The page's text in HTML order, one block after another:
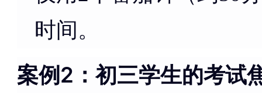
时间。
案例2：初三学生的考试